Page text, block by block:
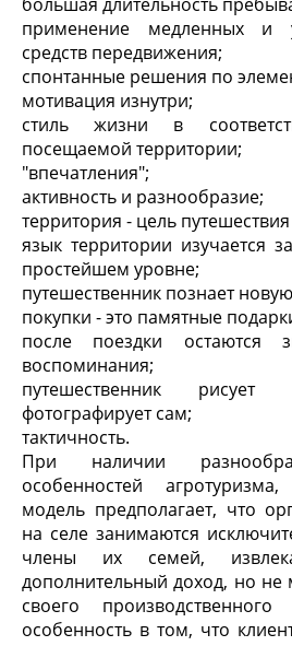
применение медленных и
средств передвижения;
спонтанные решения по
мотивация изнутри;
стиль жизни в
посещаемой территории;
"впечатления";
активность и разнообразие;
территория - цель
язык территории изучается
простейшем уровне;
путешественник познает новую
покупки - это памятные
после поездки остаются
воспоминания;
путешественник
фотографирует сам;
тактичность.
При наличии
особенностей
модель предполагает, что
на селе занимаются
члены их семей,
дополнительный доход, но
своего
особенность в том, что